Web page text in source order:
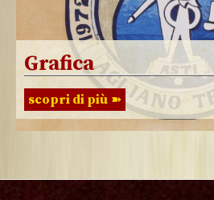
Grafica
scopri di più